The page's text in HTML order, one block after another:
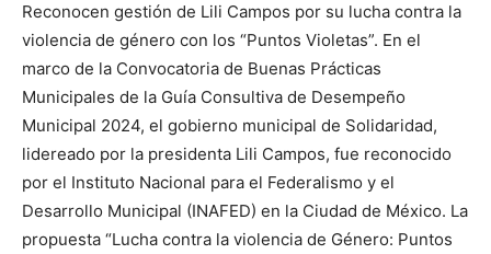
Reconocen gestión de Lili Campos por su lucha contra la
violencia de género con los “Puntos Violetas”. En el
marco de la Convocatoria de Buenas Prácticas
Municipales de la Guía Consultiva de Desempeño
Municipal 2024, el gobierno municipal de Solidaridad,
lidereado por la presidenta Lili Campos, fue reconocido
por el Instituto Nacional para el Federalismo y el
Desarrollo Municipal (INAFED) en la Ciudad de México. La
propuesta “Lucha contra la violencia de Género: Puntos